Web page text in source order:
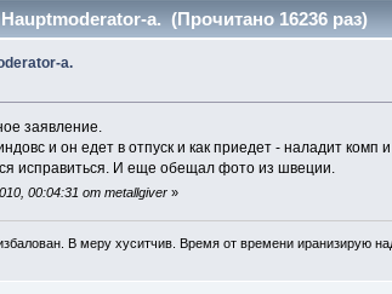
а. (Прочитано 16236 раз)
а.
заявление.
и он едет в отпуск и как приедет - наладит комп
исправиться. И еще обещал фото из швеции.
00:04:31 от metallgiver»
В меру хуситчив. Время от времени иранизирую